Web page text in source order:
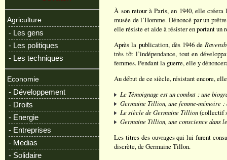
Agriculture
- Les gens
- Les politiques
- Les techniques
Economie
- Développement
- Droits
- Energie
- Entreprises
- Medias
- Solidaire
À son retour à Paris, en 1940, elle créera
musée de l’Homme. Dénoncé par un
elle résiste et aide à résister en portant un
Après la publication, dès 1946 de
très tôt l’indépendance, tout en
femmes. Pendant la guerre, elle y
Au début de ce siècle, résistant encore,
Le Témoignage est un combat : une
Germaine Tillion, une femme-mémoire :
Le siècle de Germaine Tillion(collectif
Germaine Tillion, une conscience dans
Les titres des ouvrages qui lui furent
discrète, de Germaine Tillon.